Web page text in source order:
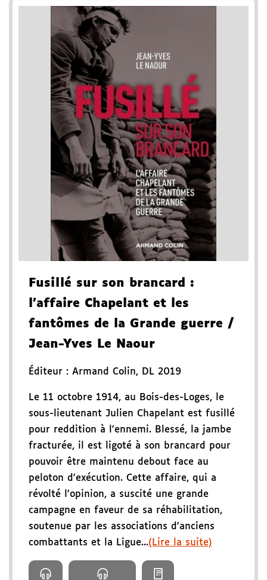
Fusillé sur son brancard
:
l'affaire Chapelant et les
fantômes de la Grande guerre /
Jean-Yves Le Naour
Éditeur : Armand Colin, DL 2019
Le 11 octobre 1914, au Bois-des-Loges, le
sous-lieutenant Julien Chapelant est fusillé
pour reddition à l'ennemi. Blessé, la jambe
fracturée, il est ligoté à son brancard pour
pouvoir être maintenu debout face au
peloton d'exécution. Cette affaire, qui a
révolté l'opinion, a suscité une grande
campagne en faveur de sa réhabilitation,
soutenue par les associations d'anciens
combattants et la Ligue...(Lire la suite)